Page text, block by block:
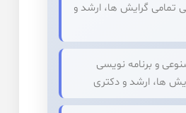
تمامی گرایش ها، ارشد و
و برنامه نویسی
ها، ارشد و دکتری